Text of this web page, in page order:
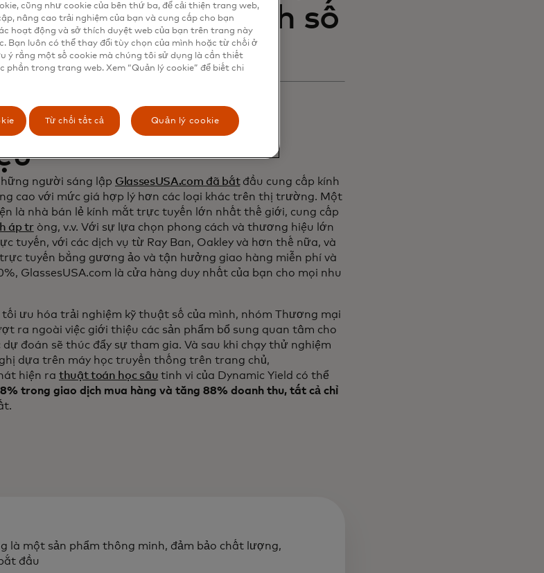
và tăng doanh số
người sáng lập GlassesUSA.com đã bắtđầu cung cấp kính
cao với mức giá hợp lý hơn các loại khác trên thị trường. Một
là nhà bán lẻ kính mắt trực tuyến lớn nhất thế giới, cung cấp
áp tròng, v.v. Với sự lựa chọn phong cách và thương hiệu lớn
tuyến, với các dịch vụ từ Ray Ban, Oakley và hơn thế nữa, và
tuyến bằng gương ảo và tận hưởng giao hàng miễn phí và
GlassesUSA.com là cửa hàng duy nhất của bạn cho mọi nhu
ưu hóa trải nghiệm kỹ thuật số của mình, nhóm Thương mại
ra ngoài việc giới thiệu các sản phẩm bổ sung quan tâm cho
đoán sẽ thúc đẩy sự tham gia. Và sau khi chạy thử nghiệm
dựa trên máy học truyền thống trên trang chủ,
hiện ra thuật toán học sâu tinh vi của Dynamic Yield có thể
trong giao dịch mua hàng và tăng 88% doanh thu, tất cả chỉ
là một sản phẩm thông minh, đảm bảo chất lượng,
đầu
cũng như cookie của bên thứ ba, để cải thiện trang web,
nâng cao trải nghiệm của bạn và cung cấp cho bạn
hoạt động và sở thích duyệt web của bạn trên trang này
Bạn luôn có thể thay đổi tùy chọn của mình hoặc từ chối ở
ý rằng một số cookie mà chúng tôi sử dụng là cần thiết
phần trong trang web. Xem “Quản lý cookie” để biết chi
Từ chối tất cả Quản lý cookie